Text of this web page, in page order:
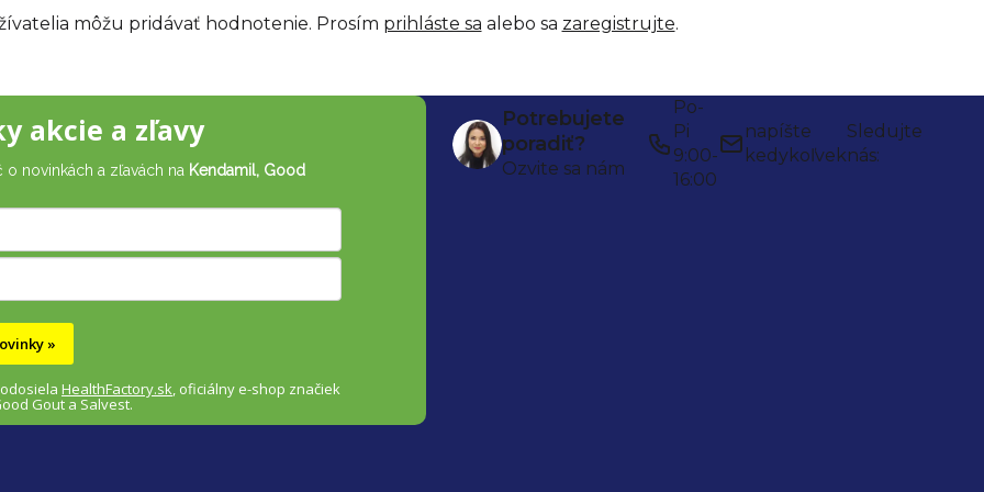
môžu pridávať hodnotenie. Prosím prihláste sa alebo sa zaregistrujte.
akcie a zľavy
o novinkách a zľavách na Kendamil, Good
»
HealthFactory.sk, oficiálny e-shop značiek
Gout a Salvest.
Potrebujete
poradiť?
Ozvite sa nám
Po-
Pi
9:00-
16:00
napíšte
kedykoľvek
Sledujte
nás: